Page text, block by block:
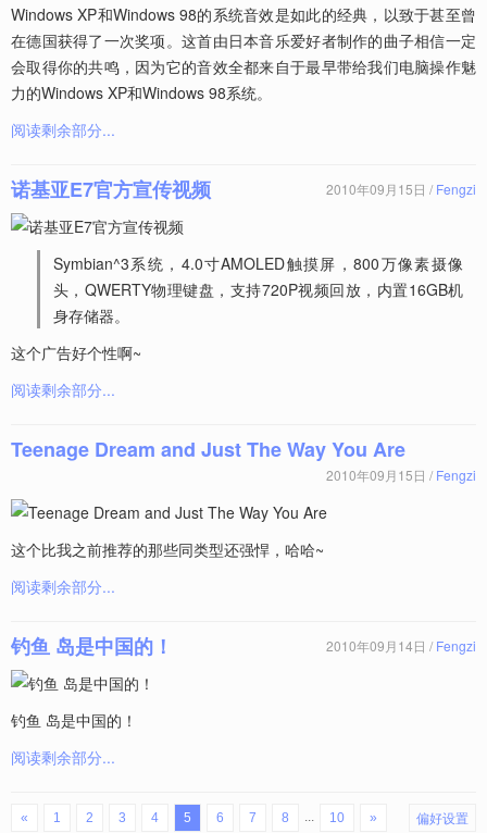
Windows XP和Windows 98的系统音效是如此的经典，以致于甚至曾
在德国获得了一次奖项。这首由日本音乐爱好者制作的曲子相信一定
会取得你的共鸣，因为它的音效全都来自于最早带给我们电脑操作魅
力的Windows XP和Windows 98系统。
阅读剩余部分...
诺基亚E7官方宣传视频 2010年09月15日 / Fengzi
Symbian^3系统，4.0寸AMOLED触摸屏，800万像素摄像
头，QWERTY物理键盘，支持720P视频回放，内置16GB机
身存储器。
这个广告好个性啊~
阅读剩余部分...
Teenage Dream and Just The Way You Are
2010年09月15日 / Fengzi
这个比我之前推荐的那些同类型还强悍，哈哈~
阅读剩余部分...
钓鱼 岛是中国的！ 2010年09月14日 / Fengzi
钓鱼 岛是中国的！
阅读剩余部分...
« 1 2 3 4 5 6 7 8 ... 10 » 偏好设置